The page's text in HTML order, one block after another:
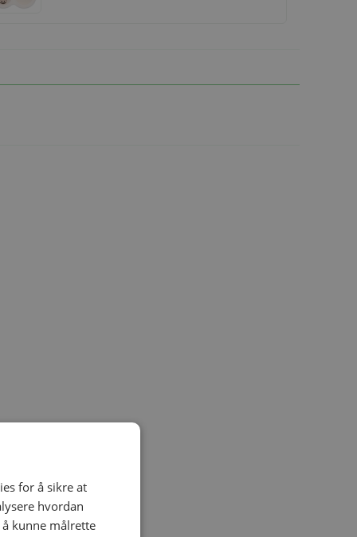
for å sikre at
hvordan
kunne målrette